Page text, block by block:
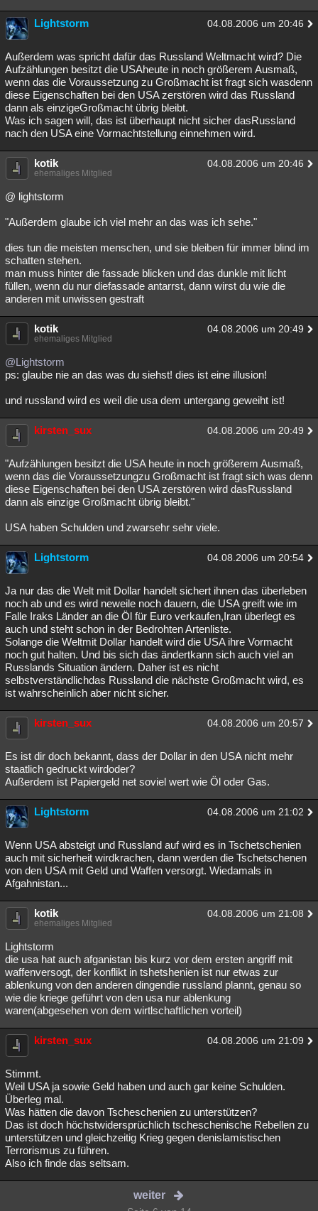
Lightstorm 04.08.2006 um 20:46
Außerdem was spricht dafür das Russland Weltmacht wird? Die
Aufzählungen besitzt die USAheute in noch größerem Ausmaß,
wenn das die Voraussetzung zu Großmacht ist fragt sich wasdenn
diese Eigenschaften bei den USA zerstören wird das Russland
dann als einzigeGroßmacht übrig bleibt.
Was ich sagen will, das ist überhaupt nicht sicher dasRussland
nach den USA eine Vormachtstellung einnehmen wird.
kotik 04.08.2006 um 20:46
ehemaliges Mitglied
@ lightstorm
"Außerdem glaube ich viel mehr an das was ich sehe."
dies tun die meisten menschen, und sie bleiben für immer blind im
schatten stehen.
man muss hinter die fassade blicken und das dunkle mit licht
füllen, wenn du nur diefassade antarrst, dann wirst du wie die
anderen mit unwissen gestraft
kotik 04.08.2006 um 20:49
ehemaliges Mitglied
@Lightstorm
ps: glaube nie an das was du siehst! dies ist eine illusion!
und russland wird es weil die usa dem untergang geweiht ist!
kirsten_sux 04.08.2006 um 20:49
"Aufzählungen besitzt die USA heute in noch größerem Ausmaß,
wenn das die Voraussetzungzu Großmacht ist fragt sich was denn
diese Eigenschaften bei den USA zerstören wird dasRussland
dann als einzige Großmacht übrig bleibt."
USA haben Schulden und zwarsehr sehr viele.
Lightstorm 04.08.2006 um 20:54
Ja nur das die Welt mit Dollar handelt sichert ihnen das überleben
noch ab und es wird neweile noch dauern, die USA greift wie im
Falle Iraks Länder an die Öl für Euro verkaufen,Iran überlegt es
auch und steht schon in der Bedrohten Artenliste.
Solange die Weltmit Dollar handelt wird die USA ihre Vormacht
noch gut halten. Und bis sich das ändertkann sich auch viel an
Russlands Situation ändern. Daher ist es nicht
selbstverständlichdas Russland die nächste Großmacht wird, es
ist wahrscheinlich aber nicht sicher.
kirsten_sux 04.08.2006 um 20:57
Es ist dir doch bekannt, dass der Dollar in den USA nicht mehr
staatlich gedruckt wirdoder?
Außerdem ist Papiergeld net soviel wert wie Öl oder Gas.
Lightstorm 04.08.2006 um 21:02
Wenn USA absteigt und Russland auf wird es in Tschetschenien
auch mit sicherheit wirdkrachen, dann werden die Tschetschenen
von den USA mit Geld und Waffen versorgt. Wiedamals in
Afgahnistan...
kotik 04.08.2006 um 21:08
ehemaliges Mitglied
Lightstorm
die usa hat auch afganistan bis kurz vor dem ersten angriff mit
waffenversogt, der konflikt in tshetshenien ist nur etwas zur
ablenkung von den anderen dingendie russland plannt, genau so
wie die kriege geführt von den usa nur ablenkung
waren(abgesehen von dem wirtlschaftlichen vorteil)
kirsten_sux 04.08.2006 um 21:09
Stimmt.
Weil USA ja sowie Geld haben und auch gar keine Schulden.
Überleg mal.
Was hätten die davon Tscheschenien zu unterstützen?
Das ist doch höchstwidersprüchlich tscheschenische Rebellen zu
unterstützen und gleichzeitig Krieg gegen denislamistischen
Terrorismus zu führen.
Also ich finde das seltsam.
weiter